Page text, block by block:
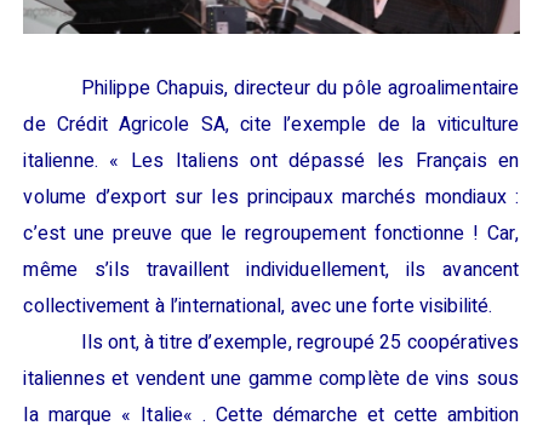
Philippe Chapuis, directeur du pôle agroalimentaire
deCrédit Agricole SA,cite l’exemple de la viticulture
italienne. « Les Italiens ont dépassé les Français en
volume d’export sur les principaux marchés mondiaux :
c’est une preuve que le regroupement fonctionne ! Car,
même s’ils travaillent individuellement, ils avancent
collectivement à l’international, avec une forte visibilité.
Ils ont, à titre d’exemple, regroupé 25 coopératives
italiennes et vendent une gamme complète de vins sous
la marque « Italie«. Cette démarche et cette ambition